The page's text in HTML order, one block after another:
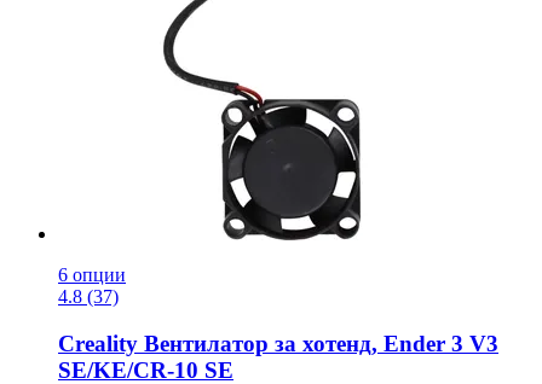
6 опции
4.8 (37)
Creality Вентилатор за хотенд, Ender 3 V3
SE/KE/CR-​10 SE